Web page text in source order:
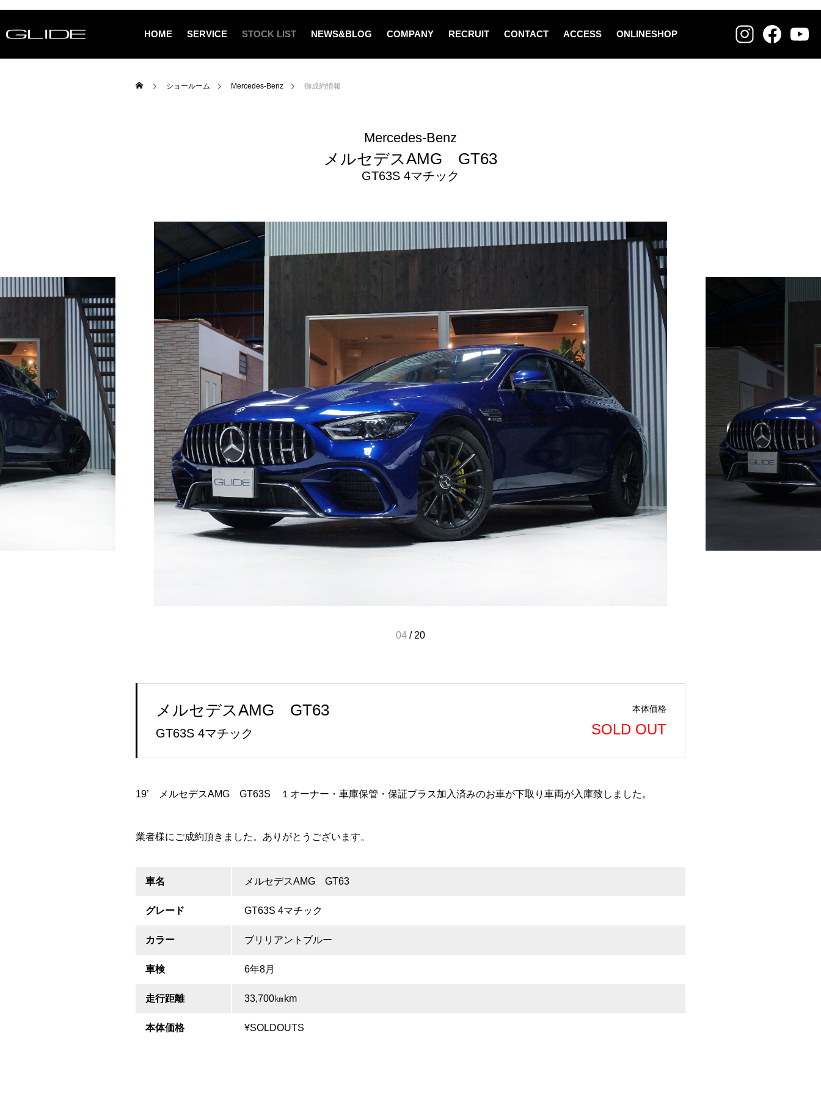
HOME SERVICE STOCK LIST NEWS&BLOG COMPANY RECRUIT CONTACT ACCESS ONLINESHOP
ショールーム Mercedes-Benz 御成約情報
Mercedes-Benz
メルセデスAMG GT63
GT63S 4マチック
05 / 20
メルセデスAMG GT63
GT63S 4マチック
本体価格
SOLD OUT
19’ メルセデスAMG GT63S １オーナー・車庫保管・保証プラス加入済みのお車が下取り車両が入庫致しました。
業者様にご成約頂きました。ありがとうございます。
車名 メルセデスAMG GT63
グレード GT63S 4マチック
カラー ブリリアントブルー
車検 6年8月
走行距離 33,700㎞km
本体価格 ¥SOLDOUTS